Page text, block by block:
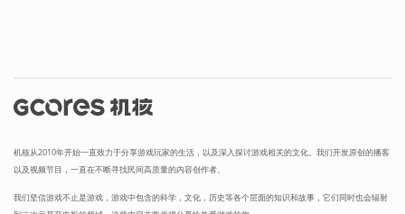
机核从2010年开始一直致力于分享游戏玩家的生活，以及深入探讨游戏相关的文化。我们开发原创的播客
以及视频节目，一直在不断寻找民间高质量的内容创作者。
我们坚信游戏不止是游戏，游戏中包含的科学，文化，历史等各个层面的知识和故事，它们同时也会辐射